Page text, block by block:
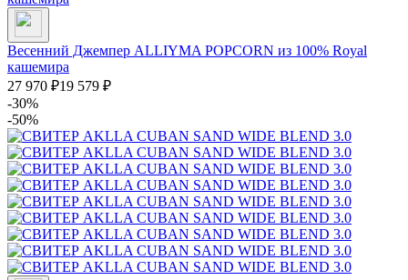
Весенний Джемпер ALLIYMA POPCORN из 100% Royal
кашемира
27 970 ₽19 579 ₽
-30%
-50%